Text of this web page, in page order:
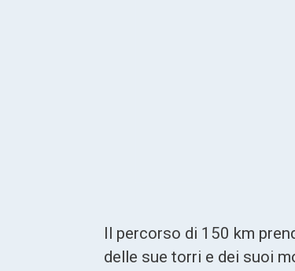
Il percorso di 150 km
delle sue torri e dei suoi